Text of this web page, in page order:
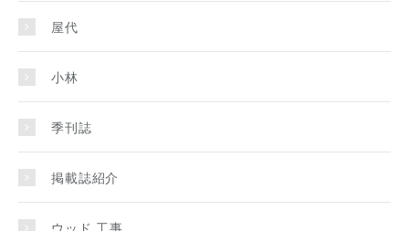
屋代
小林
季刊誌
掲載誌紹介